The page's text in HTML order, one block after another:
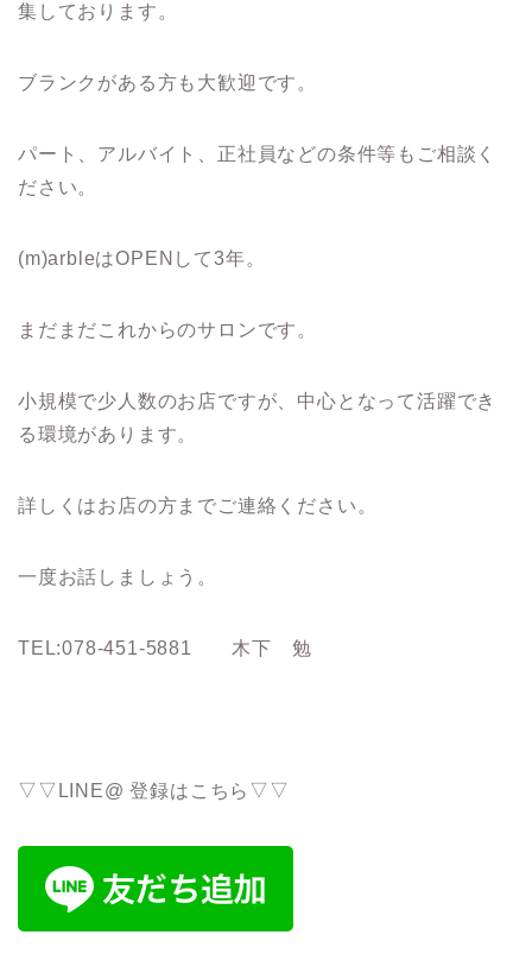
集しております。
ブランクがある方も大歓迎です。
パート、アルバイト、正社員などの条件等もご相談く
ださい。
(m)arbleはOPENして3年。
まだまだこれからのサロンです。
小規模で少人数のお店ですが、中心となって活躍でき
る環境があります。
詳しくはお店の方までご連絡ください。
一度お話しましょう。
TEL:078-451-5881 木下 勉
▽▽LINE@ 登録はこちら▽▽